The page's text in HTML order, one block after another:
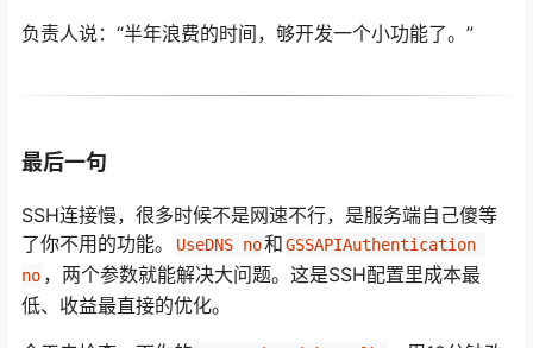
负责人说：“半年浪费的时间，够开发一个小功能了。”
最后一句
SSH连接慢，很多时候不是网速不行，是服务端自己傻等
了你不用的功能。
UseDNS no和GSSAPIAuthentication
no ，两个参数就能解决大问题。这是SSH配置里成本最
低、收益最直接的优化。